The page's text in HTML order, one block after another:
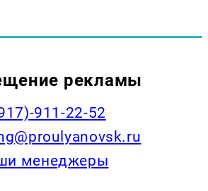
рекламы
911-22-52
менеджеры